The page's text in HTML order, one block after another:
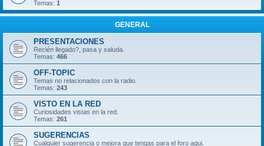
Temas: 1
GENERAL
PRESENTACIONES
Recién llegado?, pasa y saluda.
Temas: 466
OFF-TOPIC
Temas no relacionados con la radio.
Temas: 243
VISTO EN LA RED
Curiosidades vistas en la red.
Temas: 261
SUGERENCIAS
Cualquier sugerencia o mejora que tengas para el foro aqui.